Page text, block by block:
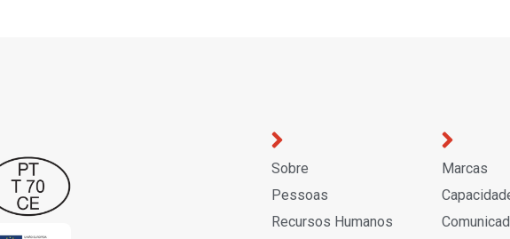
Sobre
Pessoas
Recursos Humanos
Marcas